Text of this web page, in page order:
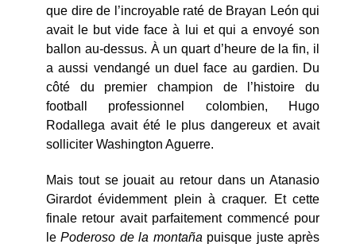
que dire de l’incroyable raté de Brayan León qui
avait le but vide face à lui et qui a envoyé son
ballon au-dessus. À un quart d’heure de la fin, il
a aussi vendangé un duel face au gardien. Du
côté du premier champion de l’histoire du
football professionnel colombien, Hugo
Rodallega avait été le plus dangereux et avait
solliciter Washington Aguerre.
Mais tout se jouait au retour dans un Atanasio
Girardot évidemment plein à craquer. Et cette
finale retour avait parfaitement commencé pour
lePoderoso de la montaña puisque juste après